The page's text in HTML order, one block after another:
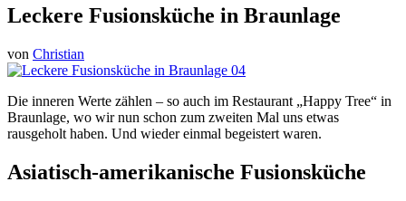
Leckere Fusionsküche in Braunlage
von Christian
Die inneren Werte zählen – so auch im Restaurant „Happy Tree“ in
Braunlage, wo wir nun schon zum zweiten Mal uns etwas
rausgeholt haben. Und wieder einmal begeistert waren.
Asiatisch-amerikanische Fusionsküche